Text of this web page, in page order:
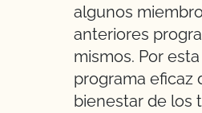
algunos
anteriores
mismos. Por
programa eficaz
bienestar de los